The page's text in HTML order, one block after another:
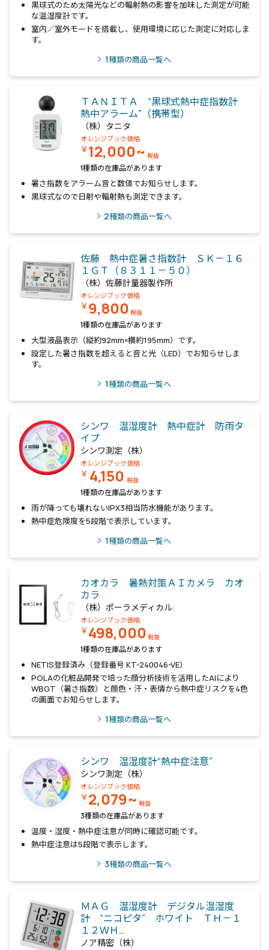
黒球式のため太陽光などの輻射熱の影響を加味した測定が可能
な温湿度計です。
室内／室外モードを搭載し、使用環境に応じた測定に対応しま
す。
1種類の商品一覧へ
ＴＡＮＩＴＡ “黒球式熱中症指数計
熱中アラーム”（携帯型）
（株）タニタ
オレンジブック価格
￥12,000~ 税抜
1種類の在庫品があります
暑さ指数をアラーム音と数値でお知らせします。
黒球式なので日射や輻射熱も測定できます。
2種類の商品一覧へ
佐藤 熱中症暑さ指数計 ＳＫ－１６
１ＧＴ（８３１１－５０）
（株）佐藤計量器製作所
オレンジブック価格
￥9,800 税抜
1種類の在庫品があります
大型液晶表示（縦約92mm×横約195mm）です。
設定した暑さ指数を超えると音と光（LED）でお知らせしま
す。
1種類の商品一覧へ
シンワ 温湿度計 熱中症計 防雨タ
イプ
シンワ測定（株）
オレンジブック価格
￥ 4,150 税抜
1種類の在庫品があります
雨が降っても壊れないIPX3相当防水機能があります。
熱中症危険度を5段階で表示しています。
1種類の商品一覧へ
カオカラ 暑熱対策ＡＩカメラ カオ
カラ
（株）ポーラメディカル
オレンジブック価格
￥498,000 税抜
1種類の在庫品があります
NETIS登録済み（登録番号 KT-240046-VE）
POLAの化粧品開発で培った顔分析技術を活用したAIにより
WBGT（暑さ指数）と顔色・汗・表情から熱中症リスクを4色
の画面でお知らせします。
1種類の商品一覧へ
シンワ 温湿度計“熱中症注意”
シンワ測定（株）
オレンジブック価格
￥2,079~ 税抜
3種類の在庫品があります
温度・湿度・熱中症注意が同時に確認可能です。
熱中症注意は5段階で表示します。
3種類の商品一覧へ
ＭＡＧ 温湿度計 デジタル温湿度
計 “ニコピタ” ホワイト ＴＨ－１
１２ＷＨ…
ノア精密（株）